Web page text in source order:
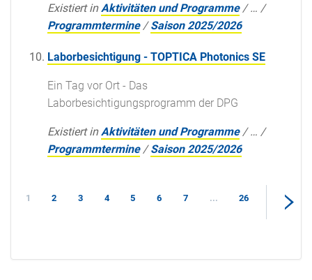
Existiert in Aktivitäten und Programme /… /
Programmtermine /Saison 2025/2026
Laborbesichtigung - TOPTICA Photonics SE
Ein Tag vor Ort - Das
Laborbesichtigungsprogramm der DPG
Existiert in Aktivitäten und Programme /… /
Programmtermine /Saison 2025/2026
1 2 3 4 5 6 7 ... 26